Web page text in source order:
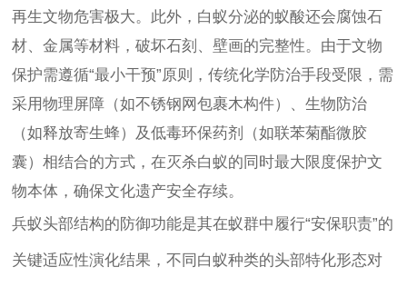
再生文物危害极大。此外，白蚁分泌的蚁酸还会腐蚀石
材、金属等材料，破坏石刻、壁画的完整性。由于文物
保护需遵循“最小干预”原则，传统化学防治手段受限，需
采用物理屏障（如不锈钢网包裹木构件）、生物防治
（如释放寄生蜂）及低毒环保药剂（如联苯菊酯微胶
囊）相结合的方式，在灭杀白蚁的同时最大限度保护文
物本体，确保文化遗产安全存续。
兵蚁头部结构的防御功能是其在蚁群中履行“安保职责”的
关键适应性演化结果，不同白蚁种类的头部特化形态对